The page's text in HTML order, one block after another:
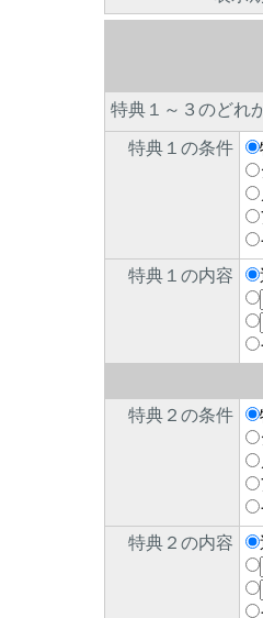
特典１～３のどれ
特典１の条件
特典１の内容
特典２の条件
特典２の内容